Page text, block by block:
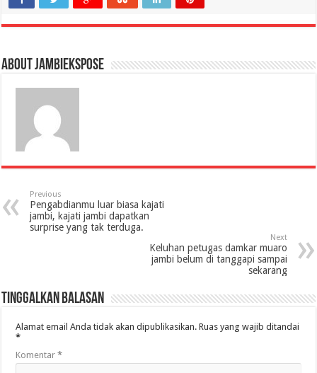
About jambiekspose
Previous
Pengabdianmu luar biasa kajati
jambi, kajati jambi dapatkan
surprise yang tak terduga.
Next
Keluhan petugas damkar muaro
jambi belum di tanggapi sampai
sekarang
Tinggalkan Balasan
Alamat email Anda tidak akan dipublikasikan. Ruas yang wajib ditandai
*
Komentar*